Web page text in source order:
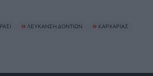
# ΛΕΥΚΑΝΣΗ ΔΟΝΤΙΩΝ # ΚΑΡΧΑΡΙΑΣ